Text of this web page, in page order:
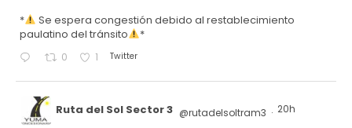
*
Se espera congestión debido al restablecimiento
paulatino del tránsito
*
0 1 Twitter
Ruta del Sol Sector 3 @rutadelsoltram3 · 20h